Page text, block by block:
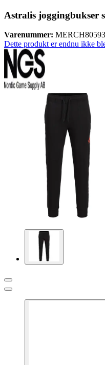
Astralis joggingbukser
Varenummer:
Dette produkt er endnu ikke